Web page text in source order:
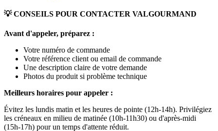
💡 CONSEILS POUR CONTACTER VALGOURMAND
Avant d'appeler, préparez :
Votre numéro de commande
Votre référence client ou email de commande
Une description claire de votre demande
Photos du produit si problème technique
Meilleurs horaires pour appeler :
Évitez les lundis matin et les heures de pointe (12h-14h). Privilégiez
les créneaux en milieu de matinée (10h-11h30) ou d'après-midi
(15h-17h) pour un temps d'attente réduit.